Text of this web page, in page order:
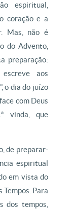
espiritual,
coração e a
Mas, não é
do Advento,
preparação:
aos
o dia do juízo
com Deus
vinda, que
de preparar-
espiritual
em vista do
Tempos. Para
dos tempos,